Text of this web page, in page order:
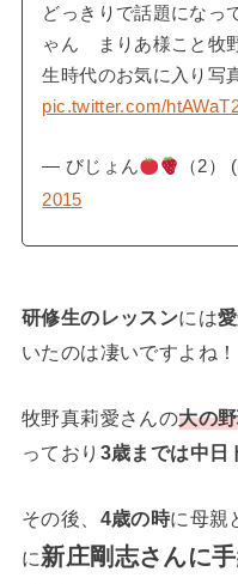
どっきりで話題にな
ゃん まりあ様こと牧
生時代のお気に入り写
pic.twitter.com/
— びじょん （2）
2015
研修生のレッスンには
いたのは凄いですよね！
牧野真莉愛さんの大の
っており 3歳までは中日
その後、 4歳の時に母親
に新庄剛志さんに